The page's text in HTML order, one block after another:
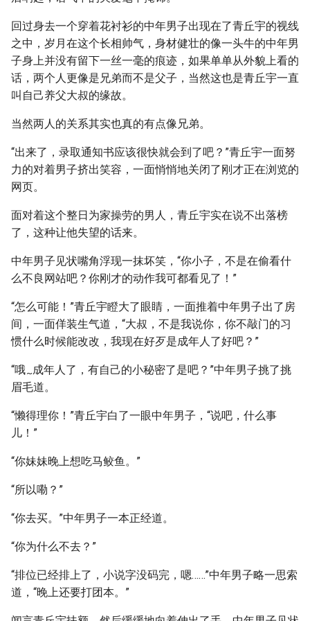
回过身去一个穿着花衬衫的中年男子出现在了青丘宇的视线
之中，岁月在这个长相帅气，身材健壮的像一头牛的中年男
子身上并没有留下一丝一毫的痕迹，如果单单从外貌上看的
话，两个人更像是兄弟而不是父子，当然这也是青丘宇一直
叫自己养父大叔的缘故。
当然两人的关系其实也真的有点像兄弟。
“出来了，录取通知书应该很快就会到了吧？”青丘宇一面努
力的对着男子挤出笑容，一面悄悄地关闭了刚才正在浏览的
网页。
面对着这个整日为家操劳的男人，青丘宇实在说不出落榜
了，这种让他失望的话来。
中年男子见状嘴角浮现一抹坏笑，“你小子，不是在偷看什
么不良网站吧？你刚才的动作我可都看见了！”
“怎么可能！”青丘宇瞪大了眼睛，一面推着中年男子出了房
间，一面佯装生气道，“大叔，不是我说你，你不敲门的习
惯什么时候能改改，我现在好歹是成年人了好吧？”
“哦~成年人了，有自己的小秘密了是吧？”中年男子挑了挑
眉毛道。
“懒得理你！”青丘宇白了一眼中年男子，“说吧，什么事
儿！”
“你妹妹晚上想吃马鲛鱼。”
“所以嘞？”
“你去买。”中年男子一本正经道。
“你为什么不去？”
“排位已经排上了，小说字没码完，嗯……”中年男子略一思索
道，“晚上还要打团本。”